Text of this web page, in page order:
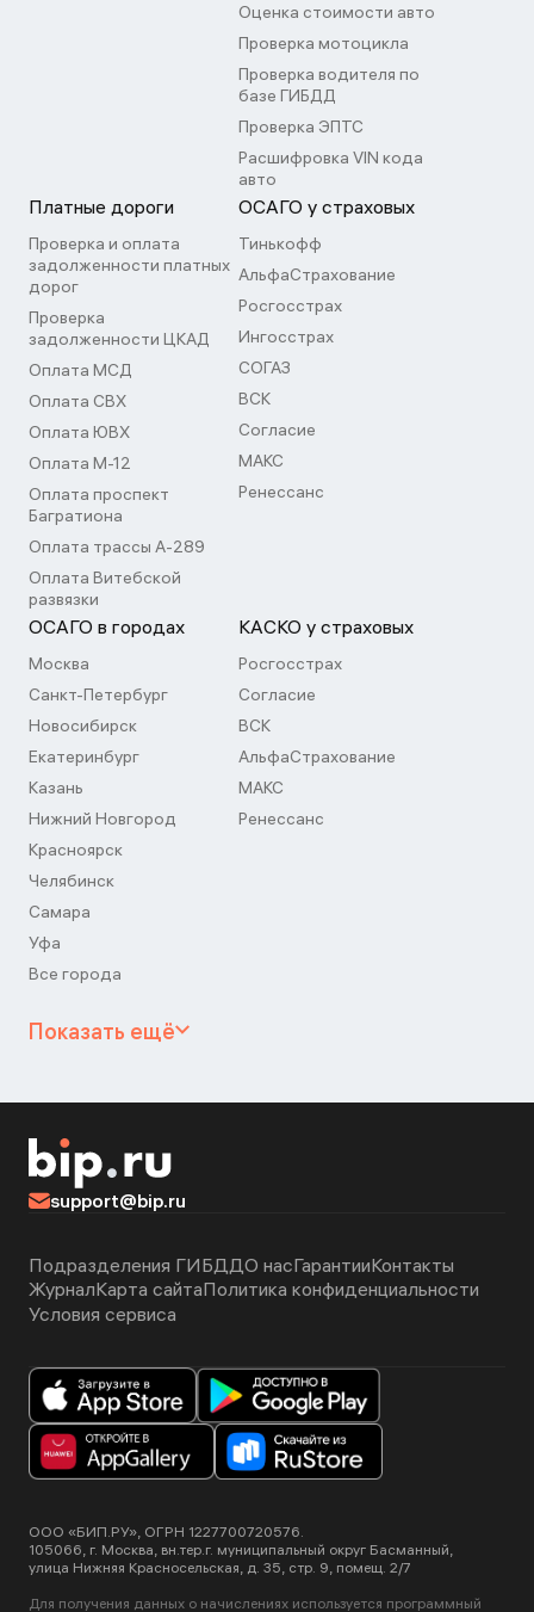
Оценка стоимости авто
Проверка мотоцикла
Проверка водителя по
базе ГИБДД
Проверка ЭПТС
Расшифровка VIN кода
авто
Платные дороги
Проверка и оплата
задолженности платных
дорог
Проверка
задолженности ЦКАД
Оплата МСД
Оплата СВХ
Оплата ЮВХ
Оплата М-12
Оплата проспект
Багратиона
Оплата трассы А-289
Оплата Витебской
развязки
ОСАГО у страховых
Тинькофф
АльфаСтрахование
Росгосстрах
Ингосстрах
СОГАЗ
ВСК
Согласие
МАКС
Ренессанс
ОСАГО в городах
Москва
Санкт-Петербург
Новосибирск
Екатеринбург
Казань
Нижний Новгород
Красноярск
Челябинск
Самара
Уфа
Все города
КАСКО у страховых
Росгосстрах
Согласие
ВСК
АльфаСтрахование
МАКС
Ренессанс
Показать ещё
support@bip.ru
Подразделения ГИБДДО насГарантииКонтакты
ЖурналКарта сайтаПолитика конфиденциальности
Условия сервиса
ООО «БИП.РУ», ОГРН 1227700720576.
105066, г. Москва, вн.тер.г. муниципальный округ Басманный,
улица Нижняя Красносельская, д. 35, стр. 9, помещ. 2/7
Для получения данных о начислениях используется программный